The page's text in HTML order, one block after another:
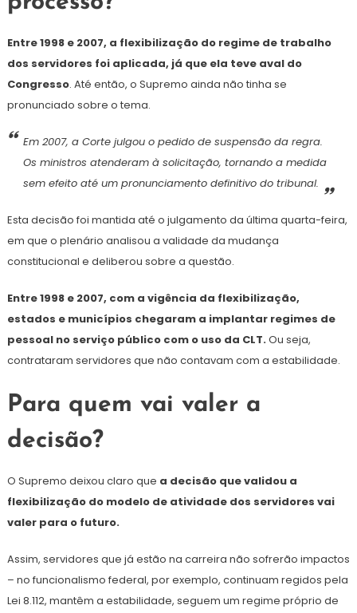
Entre 1998 e 2007, a flexibilização do regime de trabalho
dos servidores foi aplicada, já que ela teve aval do
Congresso. Até então, o Supremo ainda não tinha se
pronunciado sobre o tema.
Em 2007, a Corte julgou o pedido de suspensão da regra.
Os ministros atenderam à solicitação, tornando a medida
sem efeito até um pronunciamento definitivo do tribunal.
Esta decisão foi mantida até o julgamento da última quarta-feira,
em que o plenário analisou a validade da mudança
constitucional e deliberou sobre a questão.
Entre 1998 e 2007, com a vigência da flexibilização,
estados e municípios chegaram a implantar regimes de
pessoal no serviço público com o uso da CLT.Ou seja,
contrataram servidores que não contavam com a estabilidade.
Para quem vai valer a
decisão?
O Supremo deixou claro que a decisão que validou a
flexibilização do modelo de atividade dos servidores vai
valer para o futuro.
Assim, servidores que já estão na carreira não sofrerão impactos
– no funcionalismo federal, por exemplo, continuam regidos pela
Lei 8.112, mantêm a estabilidade, seguem um regime próprio de